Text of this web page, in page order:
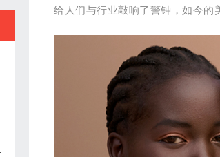
给人们与行业敲响了警钟，如今的